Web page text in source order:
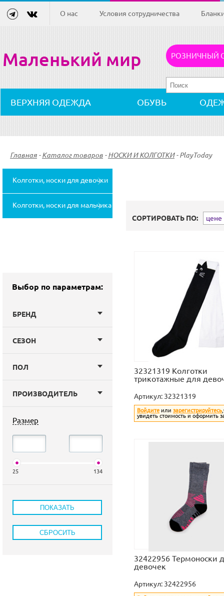
О нас Условия сотрудничества
Маленький мир РОЗНИЧНЫЙ
ВЕРХНЯЯ ОДЕЖДА ОБУВЬ
Главная - Каталог товаров - НОСКИ И КОЛГОТКИ - PlayToday
Колготки, носки для девочки
(13)
Колготки, носки для мальчика
Выбор по параметрам:
БРЕНД
СЕЗОН
ПОЛ
ПРОИЗВОДИТЕЛЬ
Размер
25 134
СОРТИРОВАТЬ ПО: цене
32321319 Колготки
трикотажные для
Артикул: 32321319
Войдите или зарегистрируйтесь
увидеть стоимость и оформить
32422956 Термоноски
девочек
Артикул: 32422956